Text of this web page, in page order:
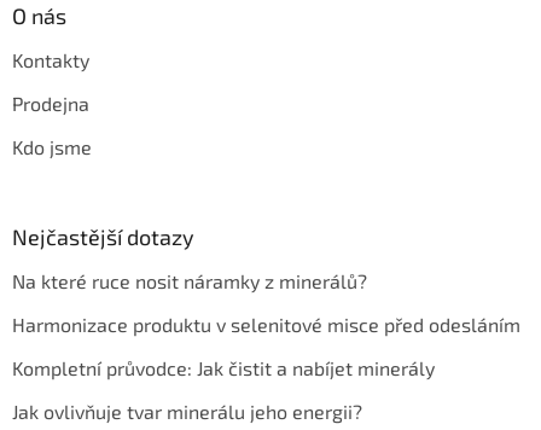
O nás
Kontakty
Prodejna
Kdo jsme
Nejčastější dotazy
Na které ruce nosit náramky z minerálů?
Harmonizace produktu v selenitové misce před odesláním
Kompletní průvodce: Jak čistit a nabíjet minerály
Jak ovlivňuje tvar minerálu jeho energii?